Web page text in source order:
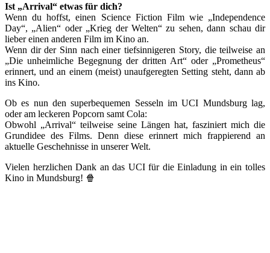
Ist „Arrival“ etwas für dich?
Wenn du hoffst, einen Science Fiction Film wie „Independence
Day“, „Alien“ oder „Krieg der Welten“ zu sehen, dann schau dir
lieber einen anderen Film im Kino an.
Wenn dir der Sinn nach einer tiefsinnigeren Story, die teilweise an
„Die unheimliche Begegnung der dritten Art“ oder „Prometheus“
erinnert, und an einem (meist) unaufgeregten Setting steht, dann ab
ins Kino.
Ob es nun den superbequemen Sesseln im UCI Mundsburg lag,
oder am leckeren Popcorn samt Cola:
Obwohl „Arrival“ teilweise seine Längen hat, fasziniert mich die
Grundidee des Films. Denn diese erinnert mich frappierend an
aktuelle Geschehnisse in unserer Welt.
Vielen herzlichen Dank an das UCI für die Einladung in ein tolles
Kino in Mundsburg! 🍿